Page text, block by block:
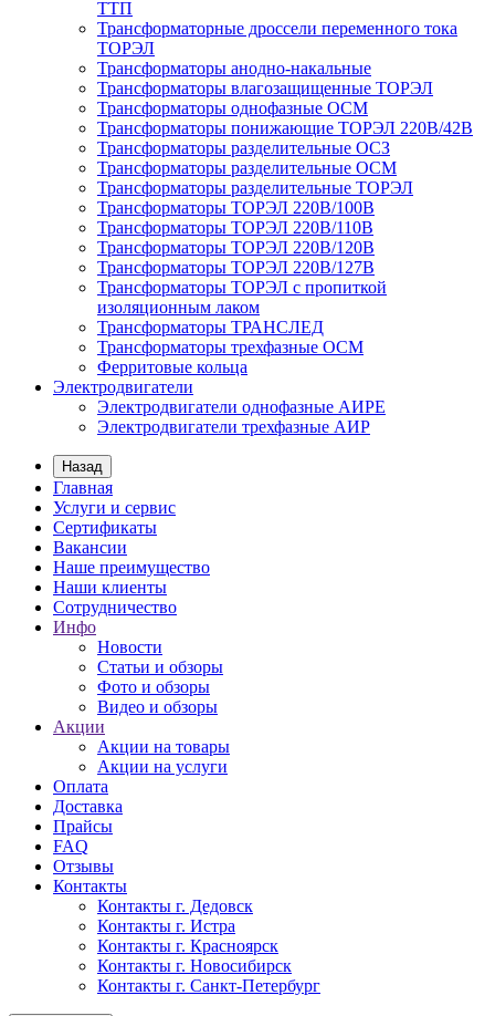
ТТП
Трансформаторные дроссели переменного тока
ТОРЭЛ
Трансформаторы анодно-накальные
Трансформаторы влагозащищенные ТОРЭЛ
Трансформаторы однофазные ОСМ
Трансформаторы понижающие ТОРЭЛ 220В/42В
Трансформаторы разделительные ОСЗ
Трансформаторы разделительные ОСМ
Трансформаторы разделительные ТОРЭЛ
Трансформаторы ТОРЭЛ 220В/100В
Трансформаторы ТОРЭЛ 220В/110В
Трансформаторы ТОРЭЛ 220В/120В
Трансформаторы ТОРЭЛ 220В/127В
Трансформаторы ТОРЭЛ с пропиткой
изоляционным лаком
Трансформаторы ТРАНСЛЕД
Трансформаторы трехфазные ОСМ
Ферритовые кольца
Электродвигатели
Электродвигатели однофазные АИРЕ
Электродвигатели трехфазные АИР
Назад
Главная
Услуги и сервис
Сертификаты
Вакансии
Наше преимущество
Наши клиенты
Сотрудничество
Инфо
Новости
Статьи и обзоры
Фото и обзоры
Видео и обзоры
Акции
Акции на товары
Акции на услуги
Оплата
Доставка
Прайсы
FAQ
Отзывы
Контакты
Контакты г. Дедовск
Контакты г. Истра
Контакты г. Красноярск
Контакты г. Новосибирск
Контакты г. Санкт-Петербург